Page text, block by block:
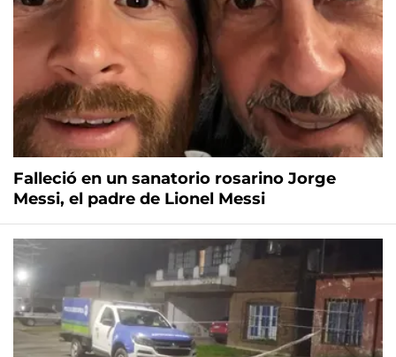
Falleció en un sanatorio rosarino Jorge
Messi, el padre de Lionel Messi